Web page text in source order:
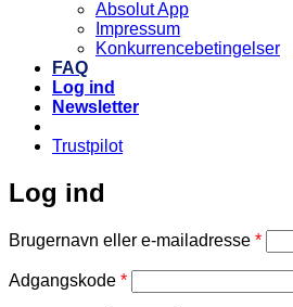
Absolut App
Impressum
Konkurrencebetingelser
FAQ
Log ind
Newsletter
Trustpilot
Log ind
Brugernavn eller e-mailadresse *
Adgangskode *Påkrævet